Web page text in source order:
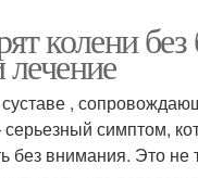
колени без
,
симптом,
без внимания. Это не